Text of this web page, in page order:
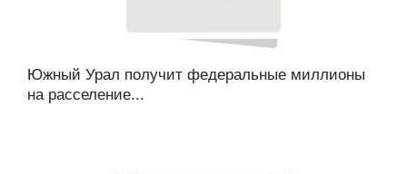
Южный Урал получит федеральные миллионы
на расселение...